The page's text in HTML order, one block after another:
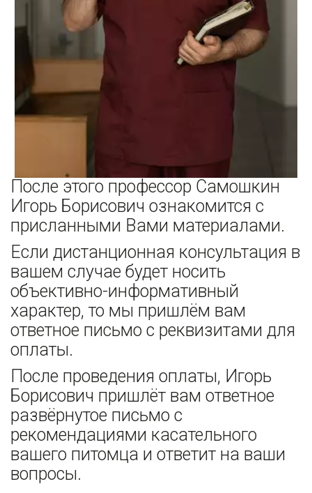
После этого профессор Самошкин
Игорь Борисович ознакомится с
присланными Вами материалами.
Если дистанционная консультация в
вашем случае будет носить
объективно-информативный
характер, то мы пришлём вам
ответное письмо с реквизитами для
оплаты.
После проведения оплаты, Игорь
Борисович пришлёт вам ответное
развёрнутое письмо с
рекомендациями касательного
вашего питомца и ответит на ваши
вопросы.